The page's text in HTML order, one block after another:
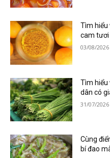
Tìm hiểu
cam
03/08/2026
Tìm hiểu
dân có
31/07/2026
Cùng
bí đao